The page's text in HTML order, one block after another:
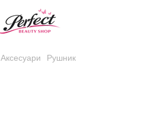
Аксесуари Рушник